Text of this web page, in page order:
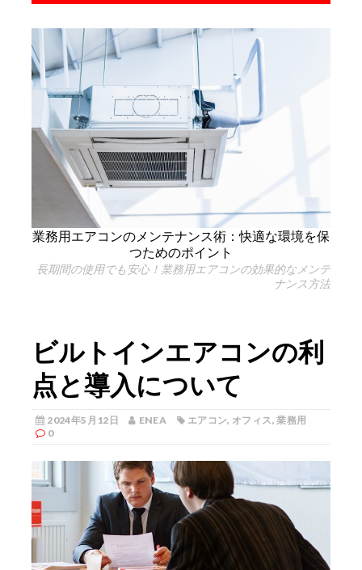
業務用エアコンのメンテナンス術：快適な環境を保
つためのポイント
長期間の使用でも安心！業務用エアコンの効果的なメンテ
ナンス方法
ビルトインエアコンの利
点と導入について
2024年5月12日 ENEA エアコン, オフィス ,業務用
0